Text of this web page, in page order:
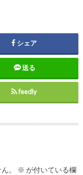
シェア
送る
feedly
。 ※ が付いている欄